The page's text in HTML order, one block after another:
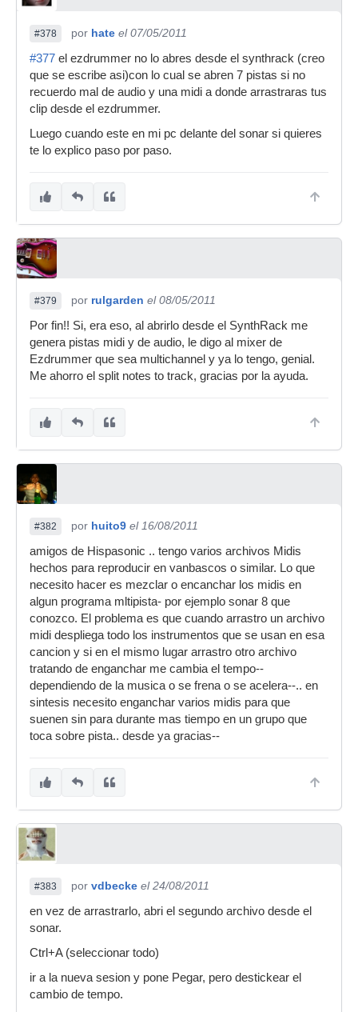
#378 por hate el 07/05/2011
#377 el ezdrummer no lo abres desde el synthrack (creo
que se escribe asi)con lo cual se abren 7 pistas si no
recuerdo mal de audio y una midi a donde arrastraras tus
clip desde el ezdrummer.
Luego cuando este en mi pc delante del sonar si quieres
te lo explico paso por paso.
#379 por rulgarden el 08/05/2011
Por fin!! Si, era eso, al abrirlo desde el SynthRack me
genera pistas midi y de audio, le digo al mixer de
Ezdrummer que sea multichannel y ya lo tengo, genial.
Me ahorro el split notes to track, gracias por la ayuda.
#382 por huito9 el 16/08/2011
amigos de Hispasonic .. tengo varios archivos Midis
hechos para reproducir en vanbascos o similar. Lo que
necesito hacer es mezclar o encanchar los midis en
algun programa mltipista- por ejemplo sonar 8 que
conozco. El problema es que cuando arrastro un archivo
midi despliega todo los instrumentos que se usan en esa
cancion y si en el mismo lugar arrastro otro archivo
tratando de enganchar me cambia el tempo--
dependiendo de la musica o se frena o se acelera--.. en
sintesis necesito enganchar varios midis para que
suenen sin para durante mas tiempo en un grupo que
toca sobre pista.. desde ya gracias--
#383 por vdbecke el 24/08/2011
en vez de arrastrarlo, abri el segundo archivo desde el
sonar.
Ctrl+A (seleccionar todo)
ir a la nueva sesion y pone Pegar, pero destickear el
cambio de tempo.